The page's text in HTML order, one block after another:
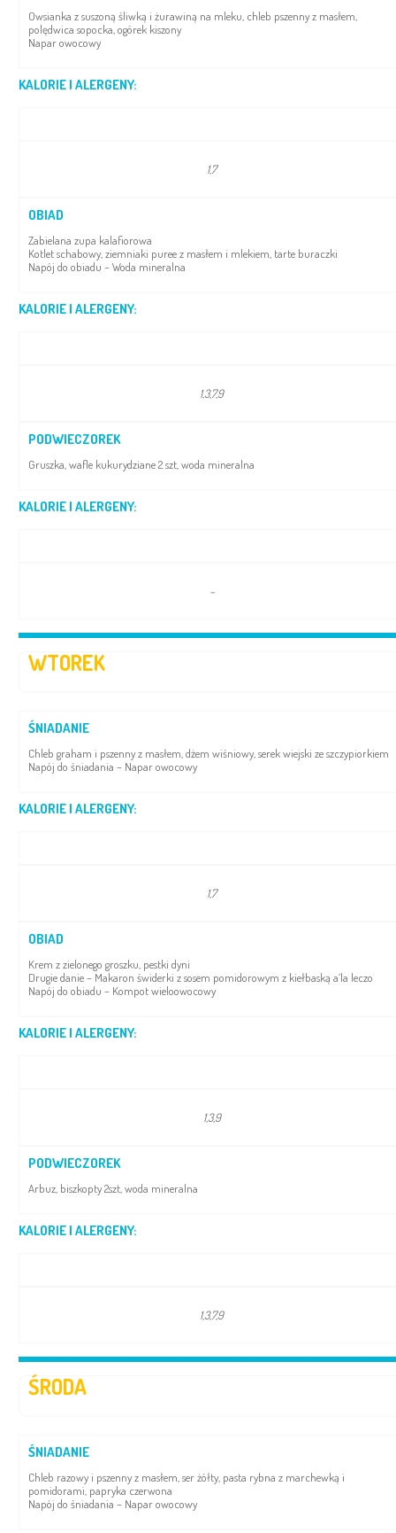
Owsianka z suszoną śliwką i żurawiną na mleku, chleb pszenny z masłem,
polędwica sopocka, ogórek kiszony
Napar owocowy
KALORIE I ALERGENY:
1,7
OBIAD
Zabielana zupa kalafiorowa
Kotlet schabowy, ziemniaki puree z masłem i mlekiem, tarte buraczki
Napój do obiadu – Woda mineralna
KALORIE I ALERGENY:
1,3,7,9
PODWIECZOREK
Gruszka, wafle kukurydziane 2 szt, woda mineralna
KALORIE I ALERGENY:
–
WTOREK
ŚNIADANIE
Chleb graham i pszenny z masłem, dżem wiśniowy, serek wiejski ze szczypiorkiem
Napój do śniadania – Napar owocowy
KALORIE I ALERGENY:
1,7
OBIAD
Krem z zielonego groszku, pestki dyni
Drugie danie – Makaron świderki z sosem pomidorowym z kiełbaską a’la leczo
Napój do obiadu – Kompot wieloowocowy
KALORIE I ALERGENY:
1,3,9
PODWIECZOREK
Arbuz, biszkopty 2szt, woda mineralna
KALORIE I ALERGENY:
1,3,7,9
ŚRODA
ŚNIADANIE
Chleb razowy i pszenny z masłem, ser żółty, pasta rybna z marchewką i
pomidorami, papryka czerwona
Napój do śniadania – Napar owocowy